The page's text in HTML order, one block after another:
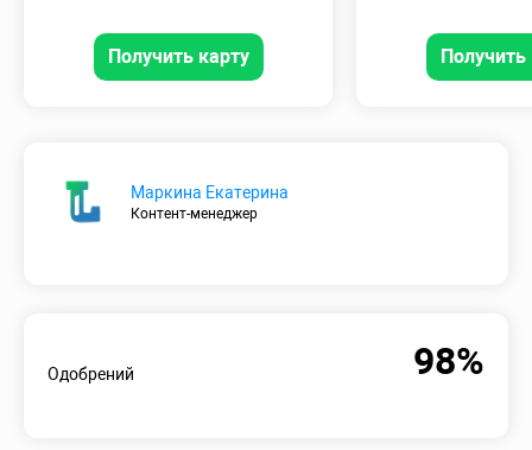
Получить карту Получить
Маркина Екатерина
Контент-менеджер
Одобрений 98%